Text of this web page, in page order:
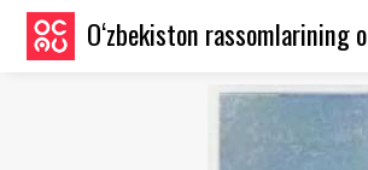
O‘zbekiston rassomlarining